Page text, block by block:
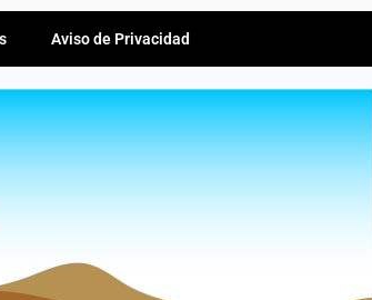
Aviso de Privacidad